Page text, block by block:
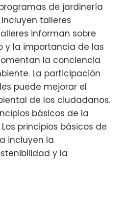
de jardinería
talleres
informan sobre
y la importancia de las
la conciencia
La participación
puede mejorar el
de los ciudadanos.
básicos de la
principios básicos de
incluyen la
y la